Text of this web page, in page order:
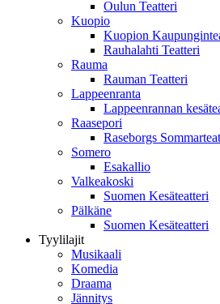
Oulun Teatteri
Kuopio
Kuopion
Rauhalahti Teatteri
Rauma
Rauman Teatteri
Lappeenranta
Lappeenrannan
Raasepori
Raseborgs
Somero
Esakallio
Valkeakoski
Suomen Kesäteatteri
Pälkäne
Suomen Kesäteatteri
Tyylilajit
Musikaali
Komedia
Draama
Jännitys